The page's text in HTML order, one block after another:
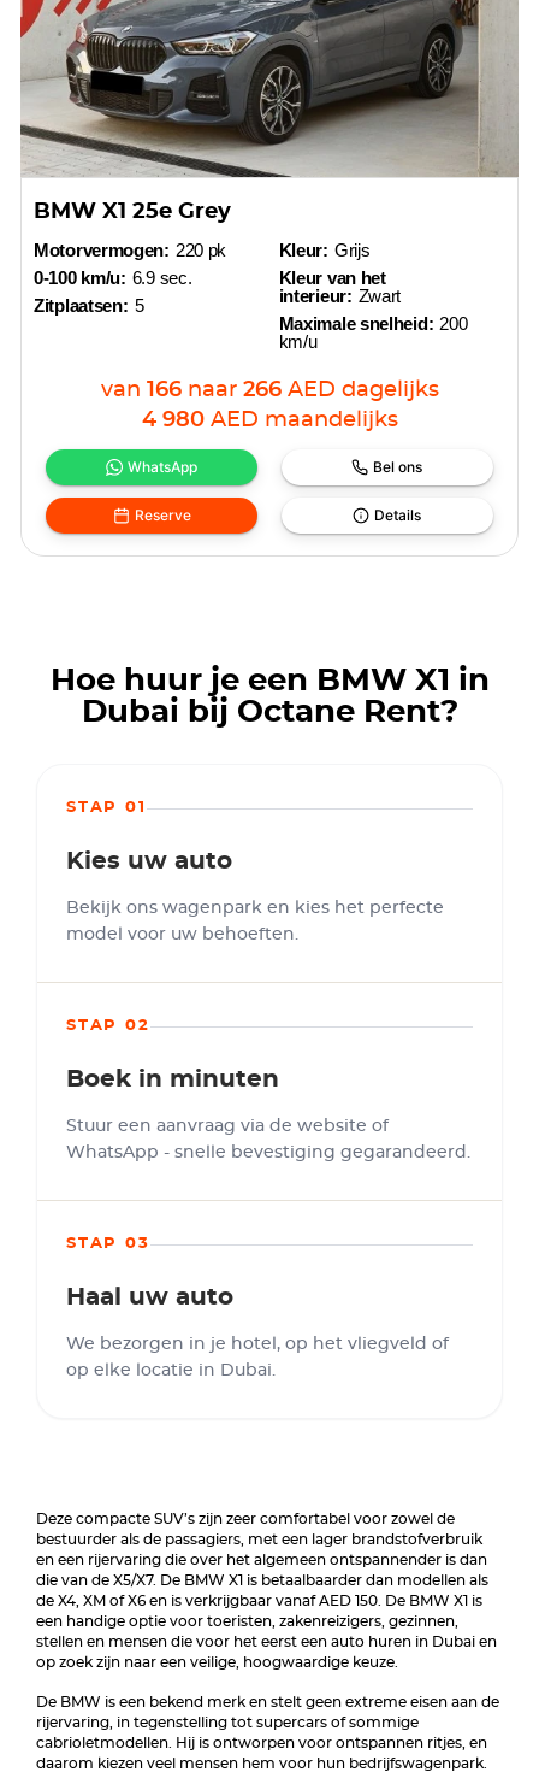
BMW X1 25e Grey
Motorvermogen: 220 pk
0-100 km/u: 6.9 sec.
Zitplaatsen: 5
Kleur: Grijs
Kleur van het
interieur: Zwart
Maximale snelheid: 200
km/u
van 166 naar 266 AED dagelijks
4 980 AED maandelijks
WhatsApp Bel ons
Reserve Details
Hoe huur je een BMW X1 in
Dubai bij Octane Rent?
STAP 01
Kies uw auto
Bekijk ons wagenpark en kies het perfecte
model voor uw behoeften.
STAP 02
Boek in minuten
Stuur een aanvraag via de website of
WhatsApp - snelle bevestiging gegarandeerd.
STAP 03
Haal uw auto
We bezorgen in je hotel, op het vliegveld of
op elke locatie in Dubai.
Deze compacte SUV’s zijn zeer comfortabel voor zowel de
bestuurder als de passagiers, met een lager brandstofverbruik
en een rijervaring die over het algemeen ontspannender is dan
die van de X5/X7. De BMW X1 is betaalbaarder dan modellen als
de X4, XM of X6 en is verkrijgbaar vanaf AED 150. De BMW X1 is
een handige optie voor toeristen, zakenreizigers, gezinnen,
stellen en mensen die voor het eerst een auto huren in Dubai en
op zoek zijn naar een veilige, hoogwaardige keuze.
De BMW is een bekend merk en stelt geen extreme eisen aan de
rijervaring, in tegenstelling tot supercars of sommige
cabrioletmodellen. Hij is ontworpen voor ontspannen ritjes, en
daarom kiezen veel mensen hem voor hun bedrijfswagenpark.